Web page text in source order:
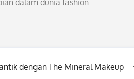
dalam dunia fashion.
dengan The Mineral Makeup